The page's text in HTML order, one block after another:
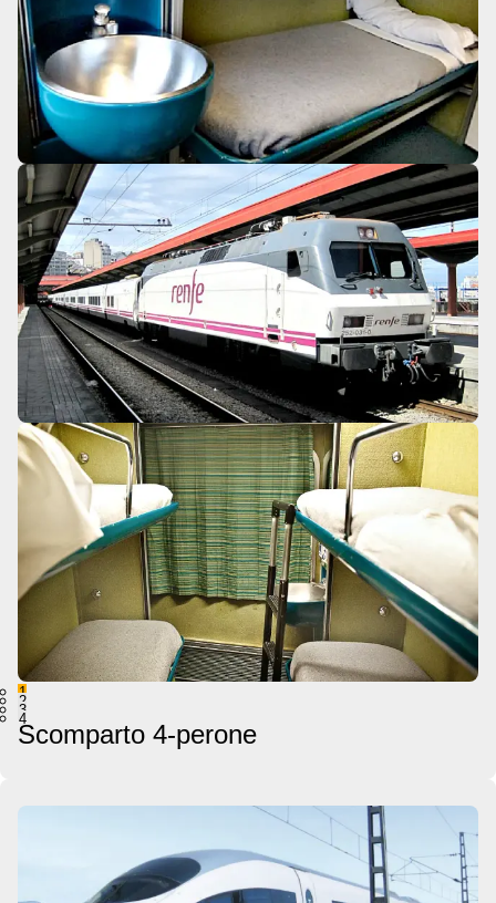
1
2
3
4
Scomparto 4-perone